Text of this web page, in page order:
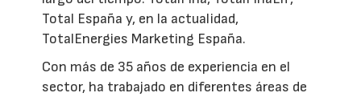
Total España y, en la actualidad,
TotalEnergies Marketing España.
Con más de 35 años de experiencia en el
sector, ha trabajado en diferentes áreas de